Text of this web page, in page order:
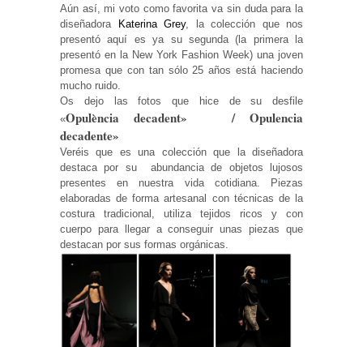
Aún así, mi voto como favorita va sin duda para la
diseñadora
Katerina Grey, la colección que nos
presentó aquí es ya su segunda (la primera la
presentó en la New York Fashion Week) una joven
promesa que con tan sólo 25 años está haciendo
mucho ruido.
Os dejo las fotos que hice de su desfile
«Opulència decadent» / Opulencia
decadente»
Veréis que es una colección que la diseñadora
destaca por su abundancia de objetos lujosos
presentes en nuestra vida cotidiana. Piezas
elaboradas de forma artesanal con técnicas de la
costura tradicional, utiliza tejidos ricos y con
cuerpo para llegar a conseguir unas piezas que
destacan por sus formas orgánicas.
Estadísticas
cookies no
opcionales.
necesarias
para que
funcione la
web. Para
podamos
mejorar la
funcionalidad
y estructura
de la web, en
base a cómo
se usa la
Experiencia
nuestra web
mejor posible